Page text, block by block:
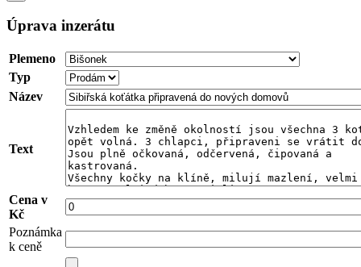
Úprava inzerátu
Plemeno
Typ
Název
Text
Cena v
Kč
Poznámka
k ceně